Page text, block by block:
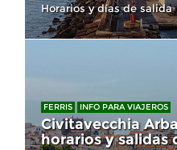
Horarios y días de salida
FERRIS INFO PARA VIAJEROS
Civitavecchia
horarios y salidas